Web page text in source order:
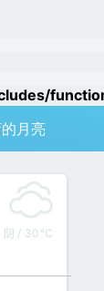
月亮
阴 / 30℃